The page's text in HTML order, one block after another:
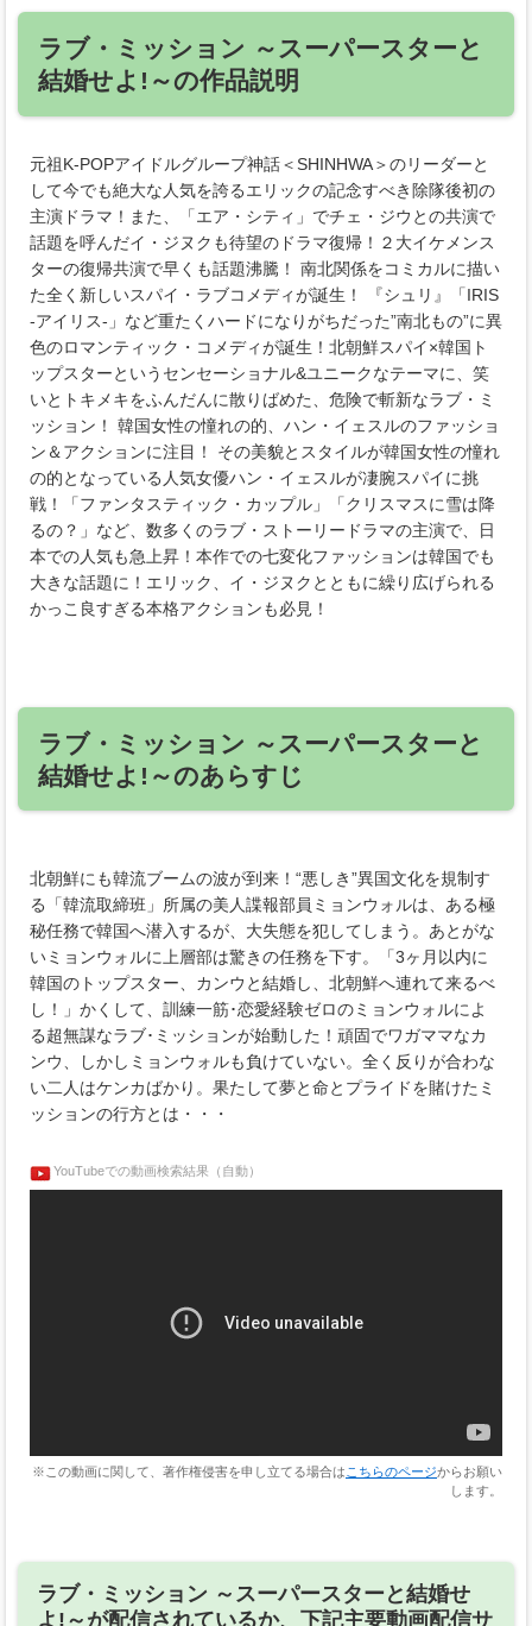
ラブ・ミッション ～スーパースターと
結婚せよ!～の作品説明
元祖K-POPアイドルグループ神話＜SHINHWA＞のリーダーと
して今でも絶大な人気を誇るエリックの記念すべき除隊後初の
主演ドラマ！また、「エア・シティ」でチェ・ジウとの共演で
話題を呼んだイ・ジヌクも待望のドラマ復帰！２大イケメンス
ターの復帰共演で早くも話題沸騰！ 南北関係をコミカルに描い
た全く新しいスパイ・ラブコメディが誕生！ 『シュリ』「IRIS
-アイリス-」など重たくハードになりがちだった”南北もの”に異
色のロマンティック・コメディが誕生！北朝鮮スパイ×韓国ト
ップスターというセンセーショナル&ユニークなテーマに、笑
いとトキメキをふんだんに散りばめた、危険で斬新なラブ・ミ
ッション！ 韓国女性の憧れの的、ハン・イェスルのファッショ
ン＆アクションに注目！ その美貌とスタイルが韓国女性の憧れ
の的となっている人気女優ハン・イェスルが凄腕スパイに挑
戦！「ファンタスティック・カップル」「クリスマスに雪は降
るの？」など、数多くのラブ・ストーリードラマの主演で、日
本での人気も急上昇！本作での七変化ファッションは韓国でも
大きな話題に！エリック、イ・ジヌクとともに繰り広げられる
かっこ良すぎる本格アクションも必見！
ラブ・ミッション ～スーパースターと
結婚せよ!～のあらすじ
北朝鮮にも韓流ブームの波が到来！“悪しき”異国文化を規制す
る「韓流取締班」所属の美人諜報部員ミョンウォルは、ある極
秘任務で韓国へ潜入するが、大失態を犯してしまう。あとがな
いミョンウォルに上層部は驚きの任務を下す。「3ヶ月以内に
韓国のトップスター、カンウと結婚し、北朝鮮へ連れて来るべ
し！」かくして、訓練一筋･恋愛経験ゼロのミョンウォルによ
る超無謀なラブ･ミッションが始動した！頑固でワガママなカ
ンウ、しかしミョンウォルも負けていない。全く反りが合わな
い二人はケンカばかり。果たして夢と命とプライドを賭けたミ
ッションの行方とは・・・
YouTubeでの動画検索結果（自動）
※この動画に関して、著作権侵害を申し立てる場合は こちらのページからお願い
します。
ラブ・ミッション ～スーパースターと結婚せ
よ!～が配信されているか、下記主要動画配信サ